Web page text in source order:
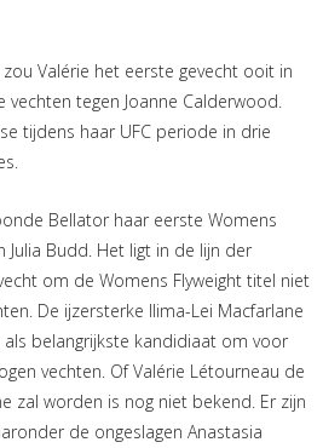
Valérie het eerste gevecht ooit in
vechten tegen Joanne Calderwood.
tijdens haar UFC periode in drie
Bellator haar eerste Womens
Julia Budd. Het ligt in de lijn der
om de Womens Flyweight titel niet
De ijzersterke Ilima-Lei Macfarlane
belangrijkste kandidiaat om voor
vechten. Of Valérie Létourneau de
zal worden is nog niet bekend. Er zijn
de ongeslagen Anastasia